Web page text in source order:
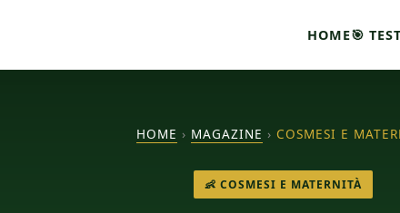
HOME🎯 TEST
HOME › MAGAZINE › COSMESI E
👶 COSMESI E MATERNITÀ